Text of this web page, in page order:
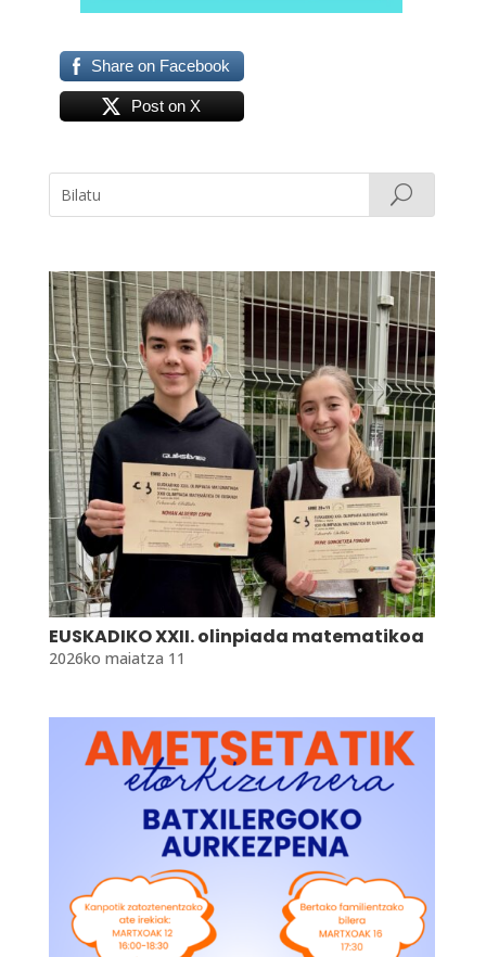
Share on Facebook
Post on X
EUSKADIKO XXII. olinpiada matematikoa
2026ko maiatza 11